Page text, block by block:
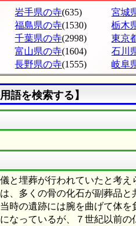
岩手県の寺(635) 宮城
福島県の寺(1530) 栃木
千葉県の寺(2998) 東京
富山県の寺(1604) 石川
長野県の寺(1555) 岐阜
語を検索する】
と埋葬が行われていたと考え
、多くの骨の化石が副葬品
時の遺跡には腕を曲げて体
なっているが、７世紀以前